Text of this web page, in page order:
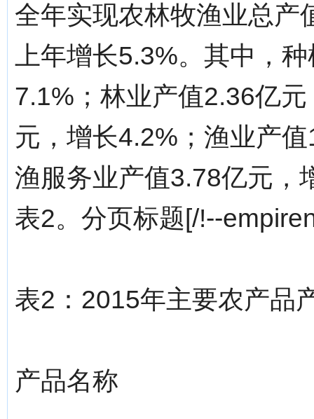
全年实现农林牧渔业总产
上年增长5.3%。其中，
7.1%；林业产值2.36亿
元，增长4.2%；渔业产
渔服务业产值3.78亿元，
表2。分页标题[/!--
表2：2015年主要农产品
产品名称